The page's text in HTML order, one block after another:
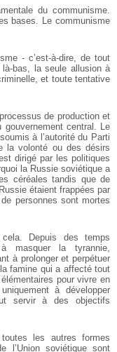
du communisme.
bases. Le communisme
- c’est-à-dire, de tout
bas, la seule allusion à
et toute tentative
de production et
central. Le
à l’autorité du Parti
la volonté ou des désirs
dirigé par les politiques
la Russie soviétique a
céréales tandis que de
étaient frappées par
personnes sont mortes
Depuis des temps
masquer la tyrannie,
à prolonger et perpétuer
famine qui a affecté tout
pour vivre en
à développer
servir à des objectifs
les autres formes
l’Union soviétique sont